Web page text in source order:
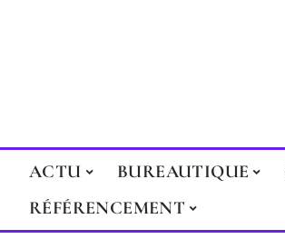
ACTU BUREAUTIQUE
RÉFÉRENCEMENT